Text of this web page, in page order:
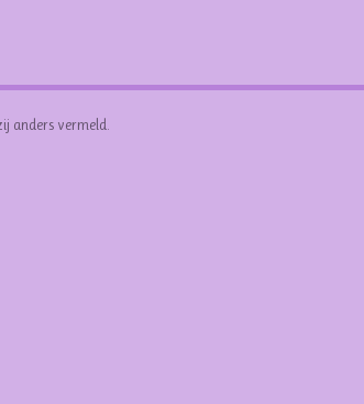
anders vermeld.